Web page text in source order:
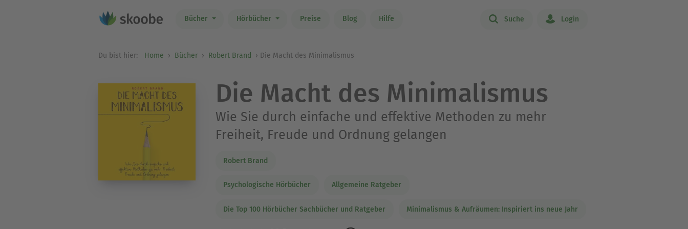
Bücher Hörbücher Preise Blog Hilfe Suche Login
Du bist hier: Home Bücher Robert Brand Die Macht des Minimalismus
Die Macht des Minimalismus
Wie Sie durch einfache und effektive Methoden zu mehr
Freiheit, Freude und Ordnung gelangen
Robert Brand
Psychologische Hörbücher Allgemeine Ratgeber
Die Top 100 Hörbücher Sachbücher und Ratgeber Minimalismus & Aufräumen: Inspiriert ins neue Jahr